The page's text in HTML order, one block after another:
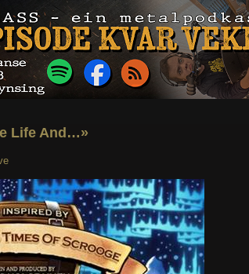
Life And…»